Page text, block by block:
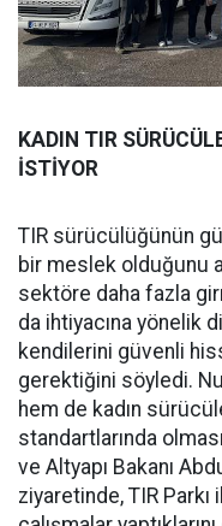
KADIN TIR
İSTİYOR
TIR sürücülüğünün
bir meslek olduğunu
sektöre daha fazla
da ihtiyacına yönelik
kendilerini güvenli
gerektiğini söyledi.
hem de kadın
standartlarında
ve Altyapı Bakanı
ziyaretinde, TIR Parkı